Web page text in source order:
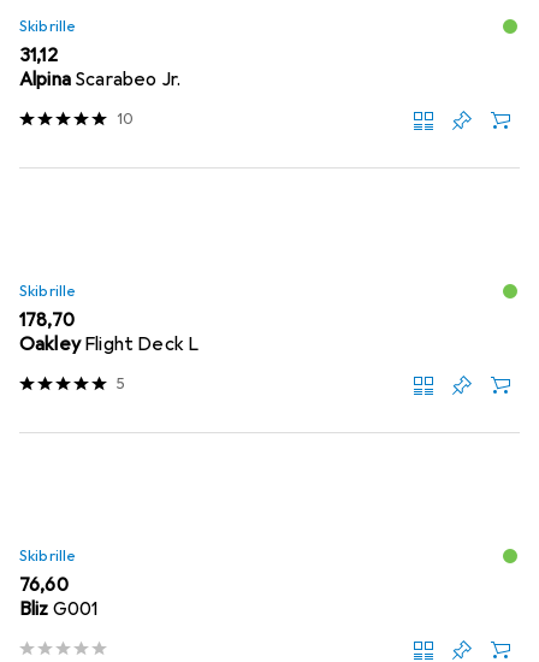
Skibrille
EUR
31,12
Alpina Scarabeo Jr.
10
Skibrille
EUR
178,70
Oakley Flight Deck L
5
Skibrille
EUR
76,60
Bliz G001